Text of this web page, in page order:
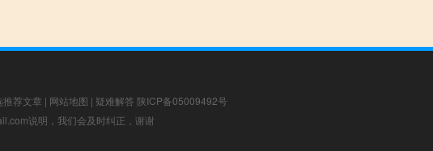
推荐文章 | 网站地图 | 疑难解答 陕ICP备05009492号
说明，我们会及时纠正，谢谢